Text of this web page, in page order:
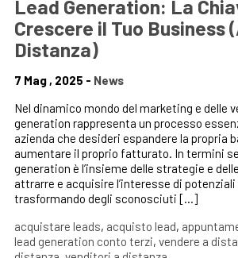
Lead Generation: La
Crescere il Tuo Business
Distanza)
7 Mag , 2025 - News
Nel dinamico mondo del marketing e delle
generation rappresenta un processo
azienda che desideri espandere la propria
aumentare il proprio fatturato. In termini
generation è l’insieme delle strategie e
attrarre e acquisire l’interesse di
trasformando degli sconosciuti […]
acquistare leads, acquisto lead,
lead generation conto terzi, vendere a